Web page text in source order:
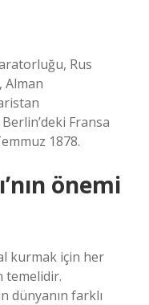
Rus
Alman
Fransa
1878.
önemi
kurmak için her
temelidir.
dünyanın farklı